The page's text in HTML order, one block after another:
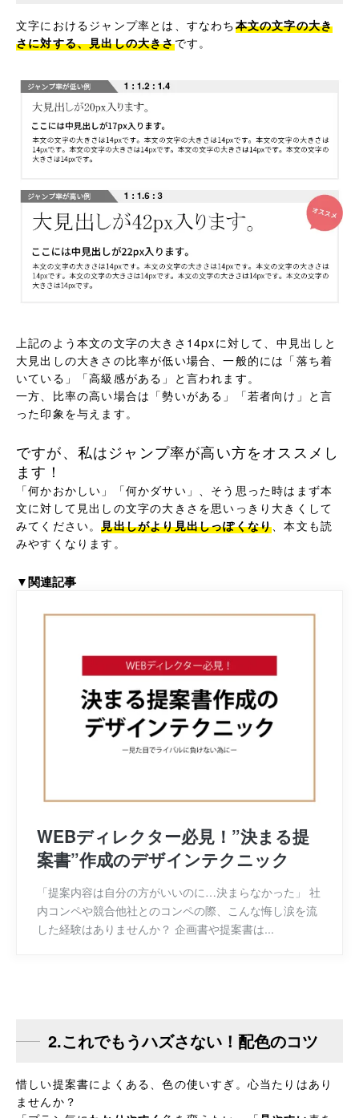
文字におけるジャンプ率とは、すなわち本文の文字の大き
さに対する、見出しの大きさです。
上記のよう本文の文字の大きさ14pxに対して、中見出しと
大見出しの大きさの比率が低い場合、一般的には「落ち着
いている」「高級感がある」と言われます。
一方、比率の高い場合は「勢いがある」「若者向け」と言
った印象を与えます。
ですが、私はジャンプ率が高い方をオススメし
ます！
「何かおかしい」「何かダサい」、そう思った時はまず本
文に対して見出しの文字の大きさを思いっきり大きくして
みてください。見出しがより見出しっぽくなり 、本文も読
みやすくなります。
▼関連記事
WEBディレクター必見！”決まる提
案書”作成のデザインテクニック
「提案内容は自分の方がいいのに…決まらなかった」 社
内コンペや競合他社とのコンペの際、こんな悔し涙を流
した経験はありませんか？ 企画書や提案書は...
2.これでもうハズさない！配色のコツ
惜しい提案書によくある、色の使いすぎ。心当たりはあり
ませんか？